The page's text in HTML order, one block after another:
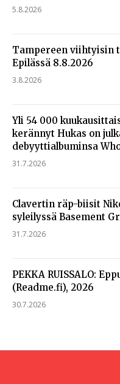
5.8.2026
Tampereen viihtyisin
Epilässä 8.8.2026
3.8.2026
Yli 54 000
kerännyt Hukas on
debyyttialbuminsa
31.7.2026
Clavertin räp-biisit
syleilyssä Basement
31.7.2026
PEKKA RUISSALO:
(Readme.fi), 2026
30.7.2026